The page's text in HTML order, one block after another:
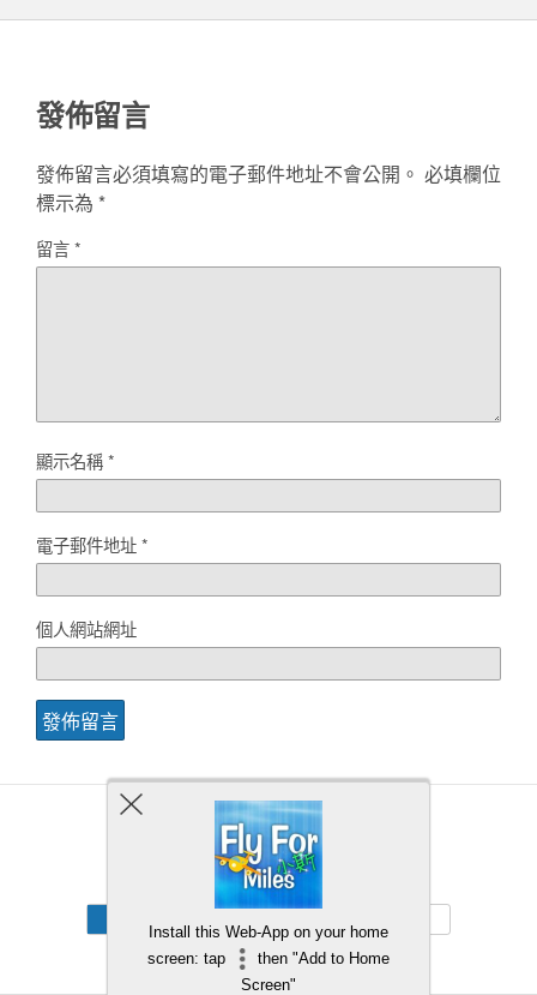
發佈留言
發佈留言必須填寫的電子郵件地址不會公開。 必填欄位
標示為 *
留言*
顯示名稱*
電子郵件地址*
個人網站網址
Back to top
Install this Web-App on your home
screen: tap
then "Add to Home
Screen"